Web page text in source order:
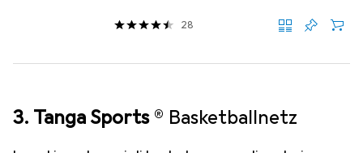
28
3. Tanga Sports® Basketballnetz